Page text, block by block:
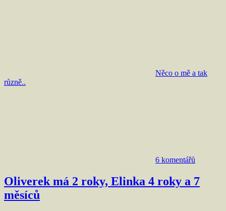
Něco o mě a tak
různě..
6 komentářů
Oliverek má 2 roky, Elinka 4 roky a 7
měsíců